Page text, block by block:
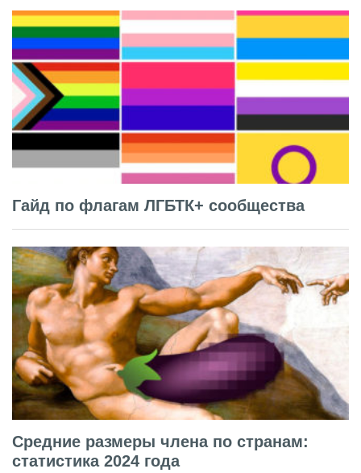
Гайд по флагам ЛГБТК+ сообщества
Средние размеры члена по странам:
статистика 2024 года